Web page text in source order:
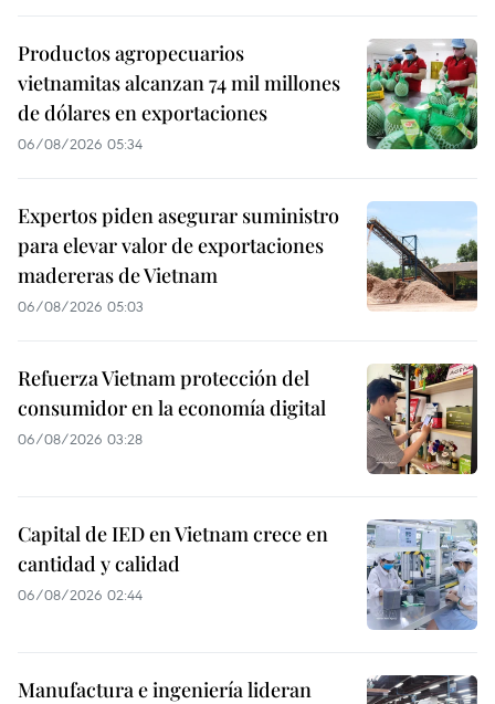
Productos agropecuarios
vietnamitas alcanzan 74 mil millones
de dólares en exportaciones
06/08/2026 05:34
Expertos piden asegurar suministro
para elevar valor de exportaciones
madereras de Vietnam
06/08/2026 05:03
Refuerza Vietnam protección del
consumidor en la economía digital
06/08/2026 03:28
Capital de IED en Vietnam crece en
cantidad y calidad
06/08/2026 02:44
Manufactura e ingeniería lideran